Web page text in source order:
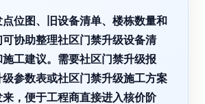
位图、旧设备清单、楼栋数量和
协助整理社区门禁升级设备清
工建议。需要社区门禁升级报
参数表或社区门禁升级施工方案
来，便于工程商直接进入核价阶